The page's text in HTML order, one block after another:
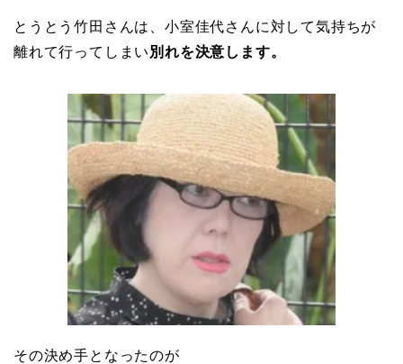
とうとう竹田さんは、小室佳代さんに対して気持ちが
離れて行ってしまい 別れを決意します。
その決め手となったのが